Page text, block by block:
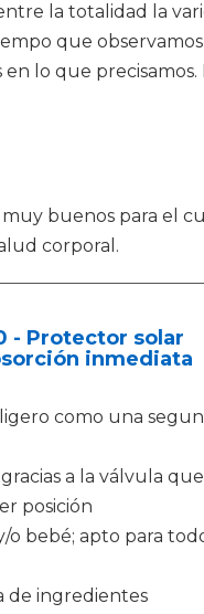
la totalidad la
que
lo que precisamos.
muy buenos para el
corporal.
- Protector solar
inmediata
como una
a la válvula que
posición
o bebé; apto para
de ingredientes